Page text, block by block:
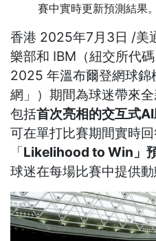
賽中實時更新預測結果。
香港 2025年7月3日 /美
樂部和 IBM（紐交所代
2025 年溫布爾登網球錦
網」）期間為球迷帶來
包括首次亮相的交互式
可在單打比賽期間實時回
「Likelihood to Win」
球迷在每場比賽中提供動